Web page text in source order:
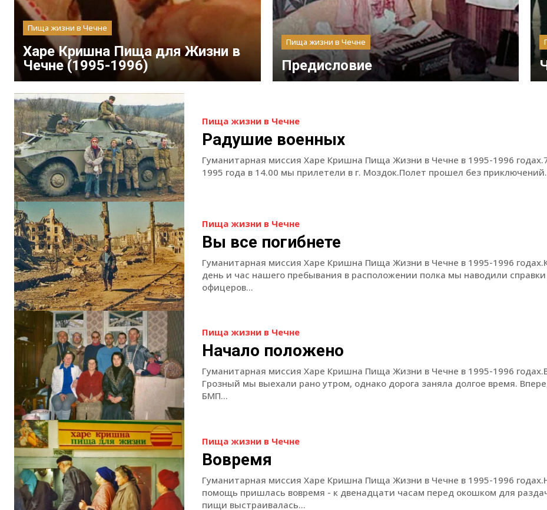
Пища жизни в Чечне
Харе Кришна Пища для Жизни в
Чечне (1995-1996)
Пища жизни в Чечне
Предисловие
Пища жизни в Чечне
Радушие военных
Гуманитарная миссия Харе Кришна Пища Жизни в Чечне в 1995-1996
1995 года в 14.00 мы прилетели в г. Моздок.Полет прошел без
Пища жизни в Чечне
Вы все погибнете
Гуманитарная миссия Харе Кришна Пища Жизни в Чечне в 1995-1996
день и час нашего пребывания в расположении полка мы наводили справки
офицеров...
Пища жизни в Чечне
Начало положено
Гуманитарная миссия Харе Кришна Пища Жизни в Чечне в 1995-1996
Грозный мы выехали рано утром, однако дорога заняла долгое время.
БМП...
Пища жизни в Чечне
Вовремя
Гуманитарная миссия Харе Кришна Пища Жизни в Чечне в 1995-1996
помощь пришлась вовремя - к двенадцати часам перед окошком для
пищи выстраивалась...